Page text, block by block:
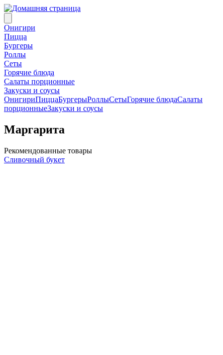
Онигири
Пицца
Бургеры
Роллы
Сеты
Горячие блюда
Салаты порционные
Закуски и соусы
ОнигириПиццаБургерыРоллыСетыГорячие блюдаСалаты
порционныеЗакуски и соусы
Маргарита
Рекомендованные товары
Сливочный букет